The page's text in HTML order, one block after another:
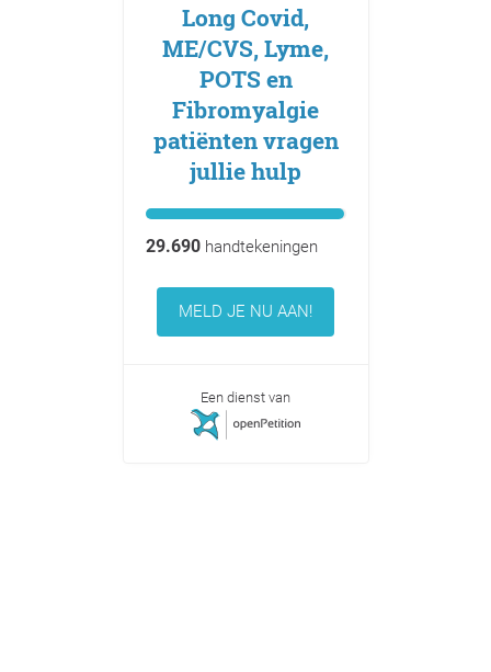
Long Covid,
ME/CVS, Lyme,
POTS en
Fibromyalgie
patiënten vragen
jullie hulp
29.690handtekeningen
MELD JE NU AAN!
Een dienst van